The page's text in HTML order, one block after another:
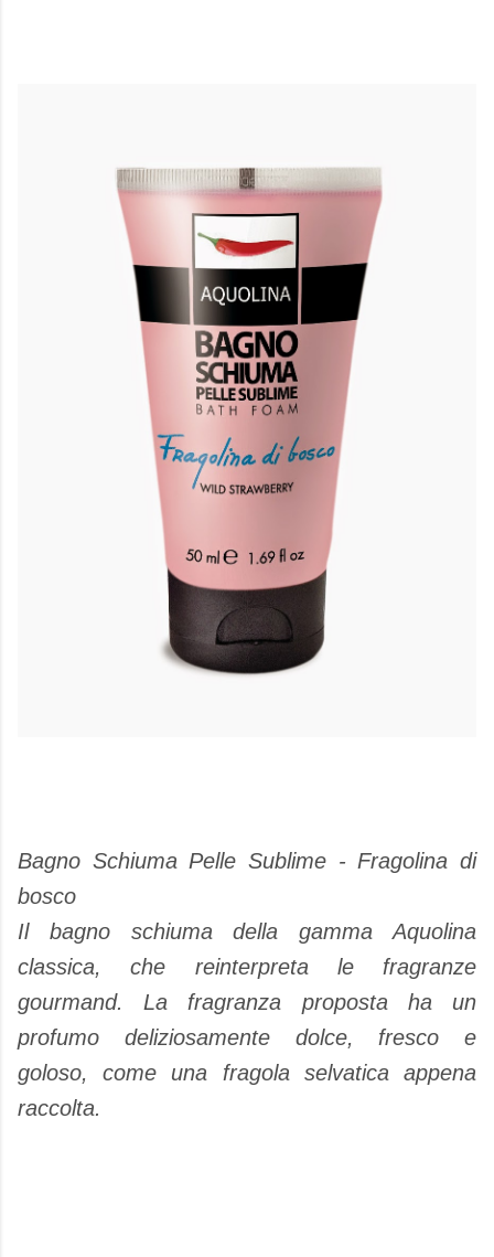
Bagno Schiuma Pelle Sublime - Fragolina di
bosco
Il bagno schiuma della gamma Aquolina
classica, che reinterpreta le fragranze
gourmand. La fragranza proposta ha un
profumo deliziosamente dolce, fresco e
goloso, come una fragola selvatica appena
raccolta.